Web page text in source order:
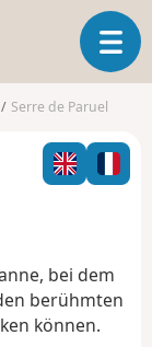
T
o
l
n
g
a
Serre de Paruel
bei dem
berühmten
können.